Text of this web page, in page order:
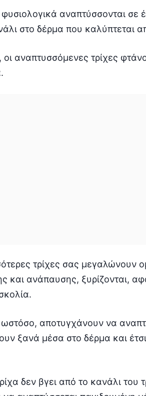
φυσιολογικά αναπτύσσονται σε
στο δέρμα που καλύπτεται
αναπτυσσόμενες τρίχες
τρίχες σας
και ανάπαυσης, ξυρίζονται,
αποτυγχάνουν να
ξανά μέσα στο δέρμα και
δεν βγει από το κανάλι του